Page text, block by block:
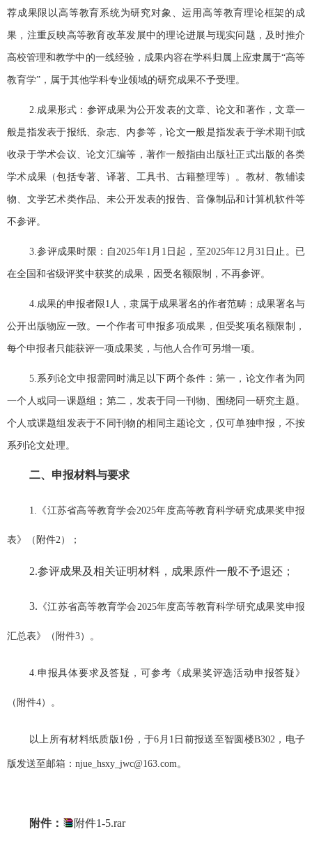
荐成果限以高等教育系统为研究对象、运用高等教育理论框架的成
果，注重反映高等教育改革发展中的理论进展与现实问题，及时推介
高校管理和教学中的一线经验，成果内容在学科归属上应隶属于“高等
教育学”，属于其他学科专业领域的研究成果不予受理。
2.成果形式：参评成果为公开发表的文章、论文和著作，文章一
般是指发表于报纸、杂志、内参等，论文一般是指发表于学术期刊或
收录于学术会议、论文汇编等，著作一般指由出版社正式出版的各类
学术成果（包括专著、译著、工具书、古籍整理等）。教材、教辅读
物、文学艺术类作品、未公开发表的报告、音像制品和计算机软件等
不参评。
3.参评成果时限：自2025年1月1日起，至2025年12月31日止。已
在全国和省级评奖中获奖的成果，因受名额限制，不再参评。
4.成果的申报者限1人，隶属于成果署名的作者范畴；成果署名与
公开出版物应一致。一个作者可申报多项成果，但受奖项名额限制，
每个申报者只能获评一项成果奖，与他人合作可另增一项。
5.系列论文申报需同时满足以下两个条件：第一，论文作者为同
一个人或同一课题组；第二，发表于同一刊物、围绕同一研究主题。
个人或课题组发表于不同刊物的相同主题论文，仅可单独申报，不按
系列论文处理。
二、申报材料与要求
1. 《江苏省高等教育学会2025年度高等教育科学研究成果奖申报
表》（附件2）；
2.参评成果及相关证明材料 ， 成果原件一般不予退还；
3. 《江苏省高等教育学会2025年度高等教育科学研究成果奖申报
汇总表》（附件3）。
4.申报具体要求及答疑 ，可参考《成果奖评选活动申报答疑》
（附件4）。
以上所有材料纸质版 1份，于6月1日前报送至智圆楼B302， 电子
版发送至邮箱 ： njue_hsxy_ jwc@163.com。
附件： 附件1-5.rar